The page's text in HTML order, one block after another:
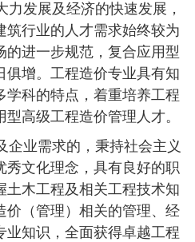
发展及经济的快速发展，
筑行业的人才需求始终较为
的进一步规范，复合应用型
俱增。工程造价专业具有知
学科的特点，着重培养工程
高级工程造价管理人才。
业需求的，秉持社会主义
秀文化理念，具有良好的职
土木工程及相关工程技术知
价（管理）相关的管理、经
业知识，全面获得卓越工程